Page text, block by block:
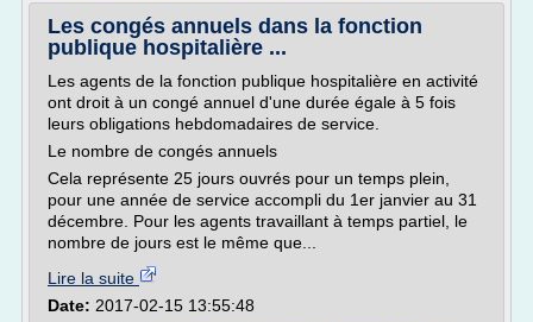
Les congés annuels dans la fonction
publique hospitalière ...
Les agents de la fonction publique hospitalière en activité
ont droit à un congé annuel d'une durée égale à 5 fois
leurs obligations hebdomadaires de service.
Le nombre de congés annuels
Cela représente 25 jours ouvrés pour un temps plein,
pour une année de service accompli du 1er janvier au 31
décembre. Pour les agents travaillant à temps partiel, le
nombre de jours est le même que...
Lire la suite
Date: 2017-02-15 13:55:48